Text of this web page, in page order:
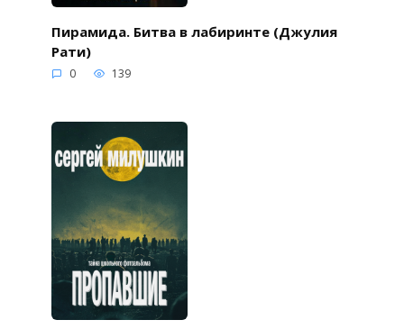
Пирамида. Битва в лабиринте (Джулия
Рати)
0 139